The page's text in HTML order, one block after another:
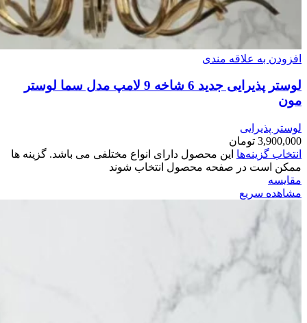
افزودن به علاقه مندی
لوستر پذیرایی جدید 6 شاخه 9 لامپ مدل سما لوستر
مون
لوستر پذیرایی
3,900,000 تومان
انتخاب گزینه‌ها این محصول دارای انواع مختلفی می باشد. گزینه ها
ممکن است در صفحه محصول انتخاب شوند
مقایسه
مشاهده سریع